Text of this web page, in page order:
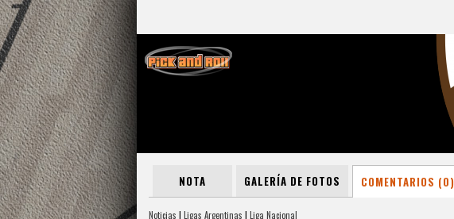
NOTA GALERÍA DE FOTOS COMENTARIOS (0)
Noticias | Ligas Argentinas | Liga Nacional